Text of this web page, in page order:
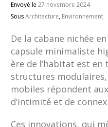
Envoyé le27 novembre 2024
SousArchitecture, Environnement
De la cabane nichée
capsule minimaliste
ère de l’habitat est en
structures
mobiles répondent
d’intimité et de
Ces innovations, qui